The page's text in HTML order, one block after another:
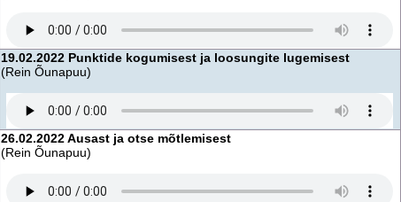
19.02.2022 Punktide kogumisest ja loosungite lugemisest
(Rein Õunapuu)
26.02.2022 Ausast ja otse mõtlemisest
(Rein Õunapuu)